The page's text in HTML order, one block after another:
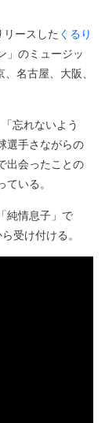
ースした くるり
」のミュージッ
名古屋、大阪、
忘れないよう
選手さながらの
出会ったことの
いる。
純情息子」で
受け付ける。